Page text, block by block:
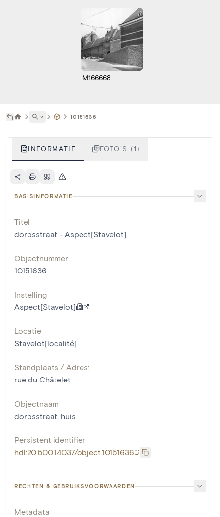
M166668
˅ 10151636
INFORMATIE FOTO'S (1)
BASISINFORMATIE
Titel
dorpsstraat - Aspect[Stavelot]
Objectnummer
10151636
Instelling
Aspect[Stavelot]
Locatie
Stavelot[localité]
Standplaats / Adres:
rue du Châtelet
Objectnaam
dorpsstraat, huis
Persistent identifier
hdl:20.500.14037/object.10151636
RECHTEN & GEBRUIKSVOORWAARDEN
Metadata